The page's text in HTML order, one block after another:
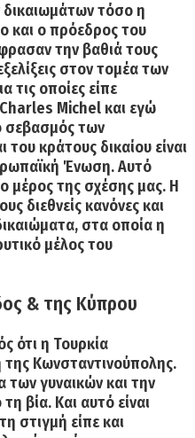
τόσο η
και ο πρόεδρος του
την βαθιά τους
στον τομέα των
τις οποίες είπε
Michel και εγώ
σεβασμός των
κράτους δικαίου είναι
Ένωση. Αυτό
μέρος της σχέσης μας. Η
διεθνείς κανόνεςκαι
στα οποία η
μέλος του
& της Κύπρου
ότι η Τουρκία
Κωνσταντινούπολης.
των γυναικών και την
βία. Και αυτό είναι
στιγμή είπε και